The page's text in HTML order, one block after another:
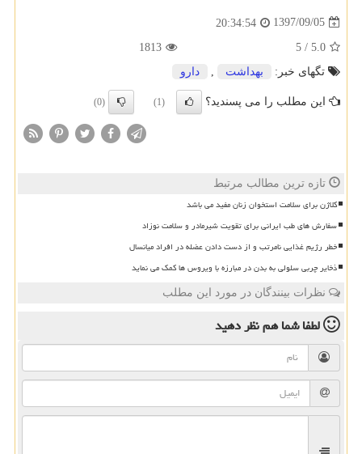
1397/09/05
20:34:54
5.0
/
5
1813
تگهای خبر:
بهداشت دارو
این مطلب را می پسندید؟ (1)
(0)
تازه ترین مطالب مرتبط
کلاژن برای سلامت استخوان زنان مفید می باشد
سفارش های طب ایرانی برای تقویت شیرمادر و سلامت نوزاد
خطر رژیم غذایی نامرتب و از دست دادن عضله در افراد میانسال
ذخایر چربی سلولی به بدن در مبارزه با ویروس ها کمک می نماید
نظرات بینندگان در مورد این مطلب
لطفا شما همنظر دهید